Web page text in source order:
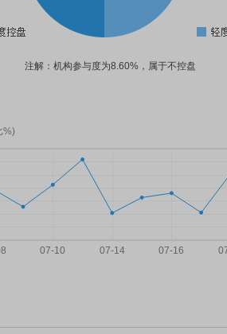
注解：机构参与度为8.60%，属于不控盘